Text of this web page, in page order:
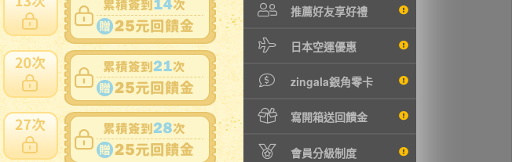
推薦好友享好禮
日本空運優惠
zingala銀角零卡
寫開箱送回饋金
會員分級制度